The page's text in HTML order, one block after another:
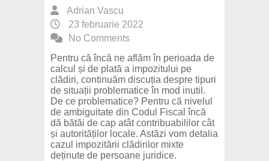
Adrian Vascu
23 februarie 2022
No Comments
Pentru că încă ne aflăm în perioada de
calcul și de plată a impozitului pe
clădiri, continuăm discuția despre tipuri
de situații problematice în mod inutil.
De ce problematice? Pentru că nivelul
de ambiguitate din Codul Fiscal încă
dă bătăi de cap atât contribuabililor cât
și autorităților locale. Astăzi vom detalia
cazul impozitării clădirilor mixte
deținute de persoane juridice.